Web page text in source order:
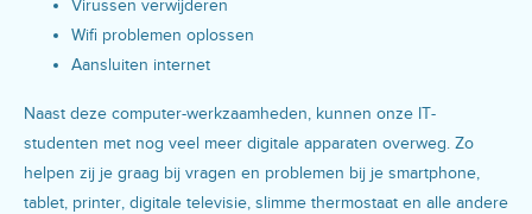
Virussen verwijderen
Wifi problemen oplossen
Aansluiten internet
Naast deze computer-werkzaamheden, kunnen onze IT-
studenten met nog veel meer digitale apparaten overweg. Zo
helpen zij je graag bij vragen en problemen bij je smartphone,
tablet, printer, digitale televisie, slimme thermostaat en alle andere